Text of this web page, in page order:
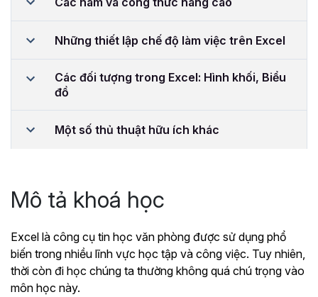
Những thiết lập chế độ làm việc trên Excel
Các đối tượng trong Excel: Hình khối, Biểu
đồ
Một số thủ thuật hữu ích khác
Mô tả khoá học
Excel là công cụ tin học văn phòng được sử dụng phổ
biến trong nhiều lĩnh vực học tập và công việc. Tuy nhiên,
thời còn đi học chúng ta thường không quá chú trọng vào
môn học này.